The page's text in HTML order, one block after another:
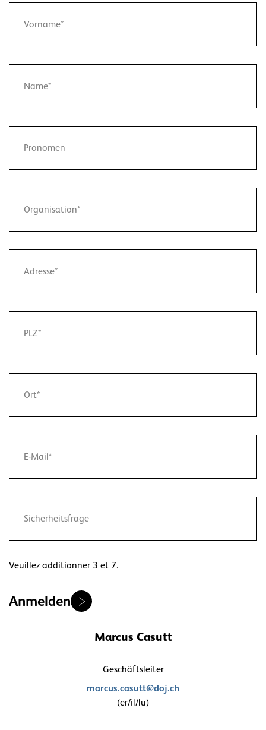
Veuillez additionner 3 et 7.
Anmelden
Marcus Casutt
Geschäftsleiter
marcus.casutt@doj.ch
(er/il/lu)